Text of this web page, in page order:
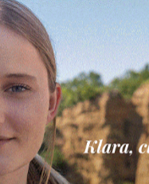
debuttare alcuni
Michele Bossini